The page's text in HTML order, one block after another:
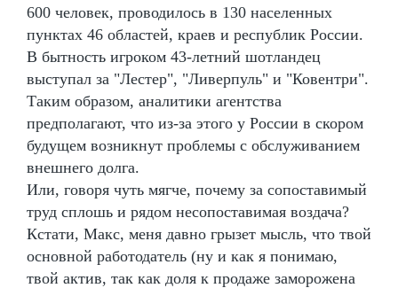
600 человек, проводилось в 130 населенных
пунктах 46 областей, краев и республик России.
В бытность игроком 43-летний шотландец
выступал за "Лестер", "Ливерпуль" и "Ковентри".
Таким образом, аналитики агентства
предполагают, что из-за этого у России в скором
будущем возникнут проблемы с обслуживанием
внешнего долга.
Или, говоря чуть мягче, почему за сопоставимый
труд сплошь и рядом несопоставимая воздача?
Кстати, Макс, меня давно грызет мысль, что твой
основной работодатель (ну и как я понимаю,
твой актив, так как доля к продаже заморожена